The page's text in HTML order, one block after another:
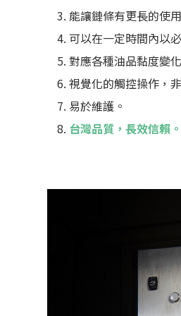
能讓鏈條有更長的使
可以在一定時間內以
對應各種油品黏度變
視覺化的觸控操作，
易於維護。
台灣品質，長效信賴。